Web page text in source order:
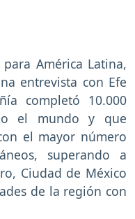
América Latina,
entrevista con Efe
completó 10.000
el mundo y que
el mayor número
superando a
Ciudad de México
de la región con